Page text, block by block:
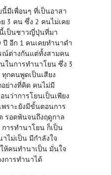
มีเพื่อนๆ ที่เป็นอาสา
3 คน ซึ่ง 2 คนไม่เคย
เป็นชาวญี่ปุ่นที่มา
ปี อีก 1 คนเคยทำนาดำ
ณ์ต่างกันแต่ทั้งสามคน
ในการทำนาโยน ซึ่ง 3
กคนพูดเป็นเสียง
ย่างที่คิด คนไม่มี
ว่าการโยนเป็นเพียง
พราะยังมีขั้นตอนการ
รอดพ้นจนถึงฤดูกาล
การทำนาโยน ก็เป็น
ไม่เป็น มีกำลังใจ
ห้คนทำนาเป็น มั่นใจ
การทำนาได้